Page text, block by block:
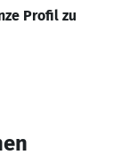
Profil zu